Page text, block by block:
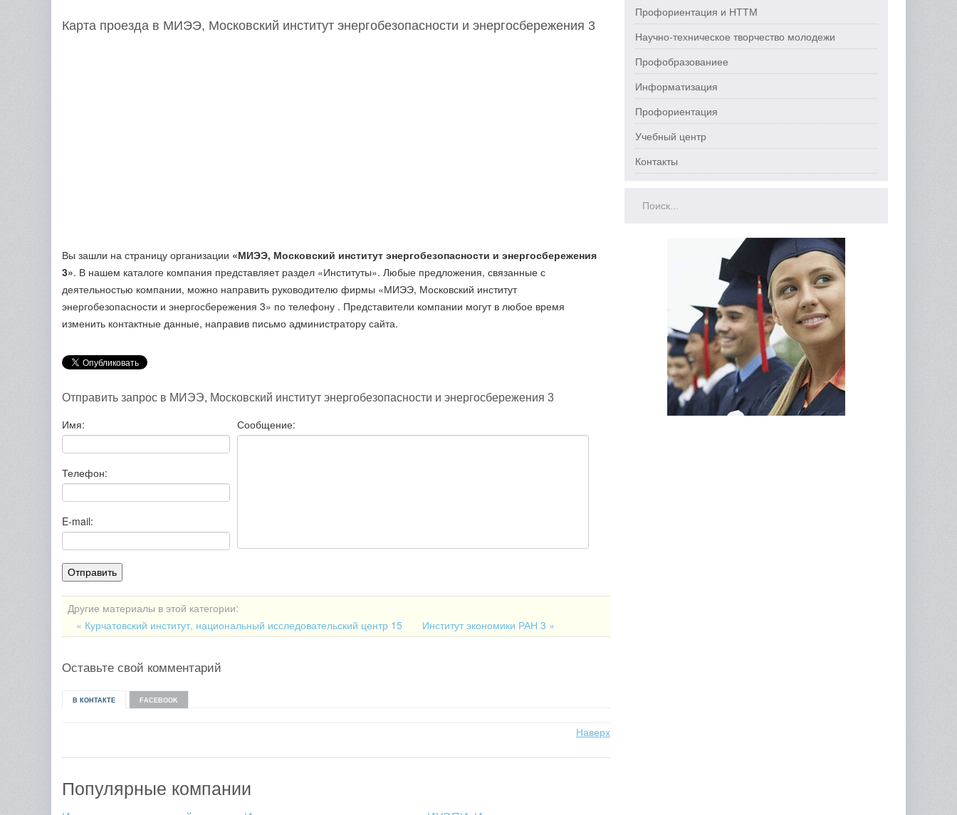
Карта проезда в МИЭЭ, Московский институт энергобезопасности и энергосбережения 3
Вы зашли на страницу организации «МИЭЭ, Московский институт энергобезопасности и энергосбережения
3». В нашем каталоге компания представляет раздел «Институты». Любые предложения, связанные с
деятельностью компании, можно направить руководителю фирмы «МИЭЭ, Московский институт
энергобезопасности и энергосбережения 3» по телефону . Представители компании могут в любое время
изменить контактные данные, направив письмо администратору сайта.
Отправить запрос в МИЭЭ, Московский институт энергобезопасности и энергосбережения 3
Имя:
Телефон:
E-mail:
Сообщение:
Другие материалы в этой категории:
« Курчатовский институт, национальный исследовательский центр 15
Институт экономики РАН 3 »
Оставьте свой комментарий
В КОНТАКТЕ FACEBOOK
Наверх
Популярные компании
Профориентация и НТТМ
Научно-техническое творчество молодежи
Профобразованиее
Информатизация
Профориентация
Учебный центр
Контакты